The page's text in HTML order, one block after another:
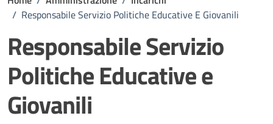
/ Responsabile Servizio Politiche Educative E Giovanili
Responsabile Servizio
Politiche Educative e
Giovanili